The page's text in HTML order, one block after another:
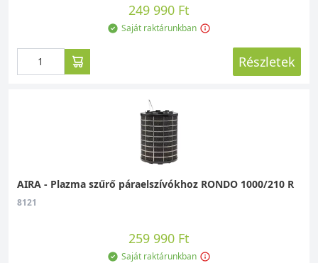
249 990 Ft
Saját raktárunkban
Részletek
AIRA - Plazma szűrő páraelszívókhoz RONDO 1000/210 R
8121
259 990 Ft
Saját raktárunkban